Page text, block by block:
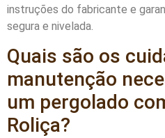
instruções do fabricante e
segura e nivelada.
Quais são os
manutenção
um pergolado
Roliça?